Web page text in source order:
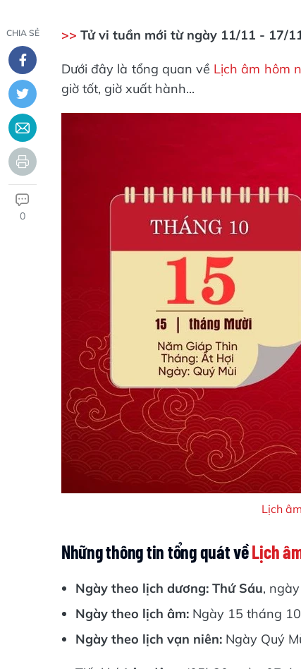
CHIA SẺ
0
>> Tử vi tuần mới từ ngày 11/11 - 17/
Dưới đây là tổng quan về Lịch âm hôm
giờ tốt, giờ xuất hành...
Lịch
Những thông tin tổng quát vềLịch
Ngày theo lịch dương: Thứ Sáu,
Ngày theo lịch âm: Ngày 15 tháng
Ngày theo lịch vạn niên: Ngày Quý